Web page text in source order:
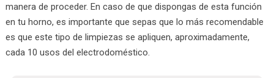
manera de proceder. En caso de que dispongas de esta función
en tu horno, es importante que sepas que lo más recomendable
es que este tipo de limpiezas se apliquen, aproximadamente,
cada 10 usos del electrodoméstico.